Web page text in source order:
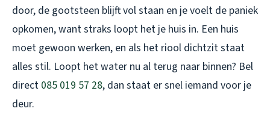
door, de gootsteen blijft vol staan en je voelt de paniek
opkomen, want straks loopt het je huis in. Een huis
moet gewoon werken, en als het riool dichtzit staat
alles stil. Loopt het water nu al terug naar binnen? Bel
direct 085 019 57 28, dan staat er snel iemand voor je
deur.